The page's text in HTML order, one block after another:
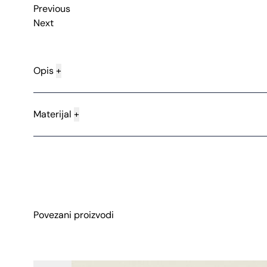
Previous
Next
Opis+
Materijal +
Povezani proizvodi